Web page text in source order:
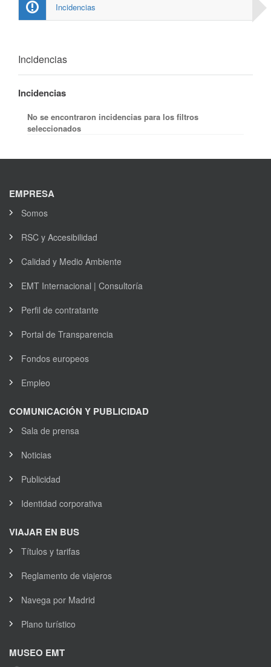
Incidencias
Incidencias
Incidencias
No se encontraron incidencias para los filtros
seleccionados
EMPRESA
Somos
RSC y Accesibilidad
Calidad y Medio Ambiente
EMT Internacional | Consultoría
Perfil de contratante
Portal de Transparencia
Fondos europeos
Empleo
COMUNICACIÓN Y PUBLICIDAD
Sala de prensa
Noticias
Publicidad
Identidad corporativa
VIAJAR EN BUS
Títulos y tarifas
Reglamento de viajeros
Navega por Madrid
Plano turístico
MUSEO EMT